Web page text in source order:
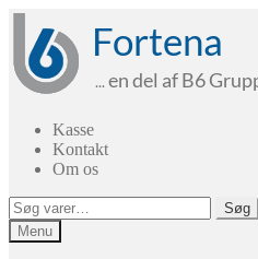
Spring
navigation
Spring
indhold
Kasse
Kontakt
Om os
Søg
efter:
Søg
Menu